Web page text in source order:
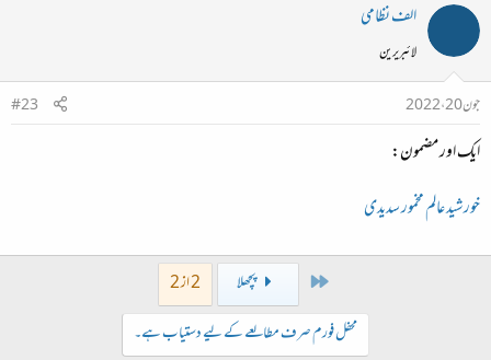
الف نظامی
لائبریرین
جون 20، 2022
#23
ایک اور مضمون:
خورشید عالم مخمور سدیدی
First پچھلا
2 از 2
محفل فورم صرف مطالعے کے لیے دستیاب ہے۔